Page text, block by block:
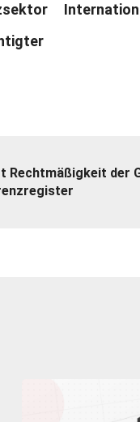
Rechtmäßigkeit der